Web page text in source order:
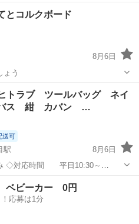
とコルクボード
8月6日
う
その他 コルクボード
トラブ ツールバッグ ネイ
バス 紺 カバン …
送可
駅
8月6日
対応時間 平日10:30～
他季節休業あり） ◇引取
短2営業日以降 （一部商
バッグ
ベビーカー 0円
応募は1分